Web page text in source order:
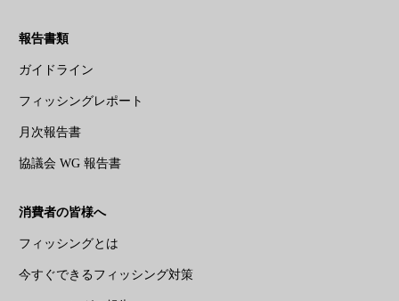
報告書類
ガイドライン
フィッシングレポート
月次報告書
協議会 WG 報告書
消費者の皆様へ
フィッシングとは
今すぐできるフィッシング対策